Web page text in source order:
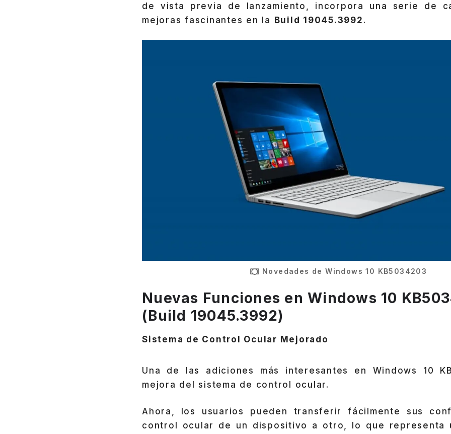
de vista previa de lanzamiento, incorpora una serie de
mejoras fascinantes en la Build 19045.3992 .
Novedades de Windows 10 KB5034203
Nuevas Funciones en Windows 10
(Build 19045.3992)
Sistema de Control Ocular Mejorado
Una de las adiciones más interesantes en Windows 10
mejora del sistema de control ocular.
Ahora, los usuarios pueden transferir fácilmente sus
control ocular de un dispositivo a otro, lo que representa